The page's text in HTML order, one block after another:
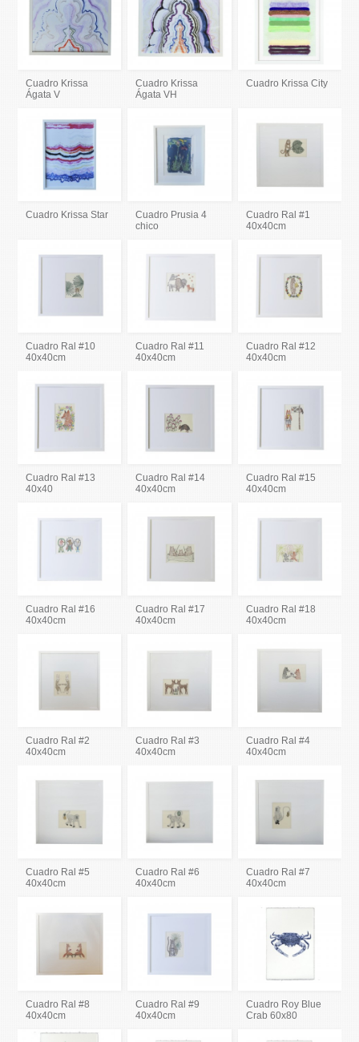
Cuadro Krissa
Ágata V
Cuadro Krissa
Ágata VH
Cuadro Krissa City
Cuadro Krissa Star
Cuadro Prusia 4
chico
Cuadro Ral #1
40x40cm
Cuadro Ral #10
40x40cm
Cuadro Ral #11
40x40cm
Cuadro Ral #12
40x40cm
Cuadro Ral #13
40x40
Cuadro Ral #14
40x40cm
Cuadro Ral #15
40x40cm
Cuadro Ral #16
40x40cm
Cuadro Ral #17
40x40cm
Cuadro Ral #18
40x40cm
Cuadro Ral #2
40x40cm
Cuadro Ral #3
40x40cm
Cuadro Ral #4
40x40cm
Cuadro Ral #5
40x40cm
Cuadro Ral #6
40x40cm
Cuadro Ral #7
40x40cm
Cuadro Ral #8
40x40cm
Cuadro Ral #9
40x40cm
Cuadro Roy Blue
Crab 60x80